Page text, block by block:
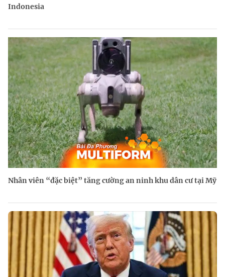
Indonesia
Nhân viên “đặc biệt” tăng cường an ninh khu dân cư tại Mỹ